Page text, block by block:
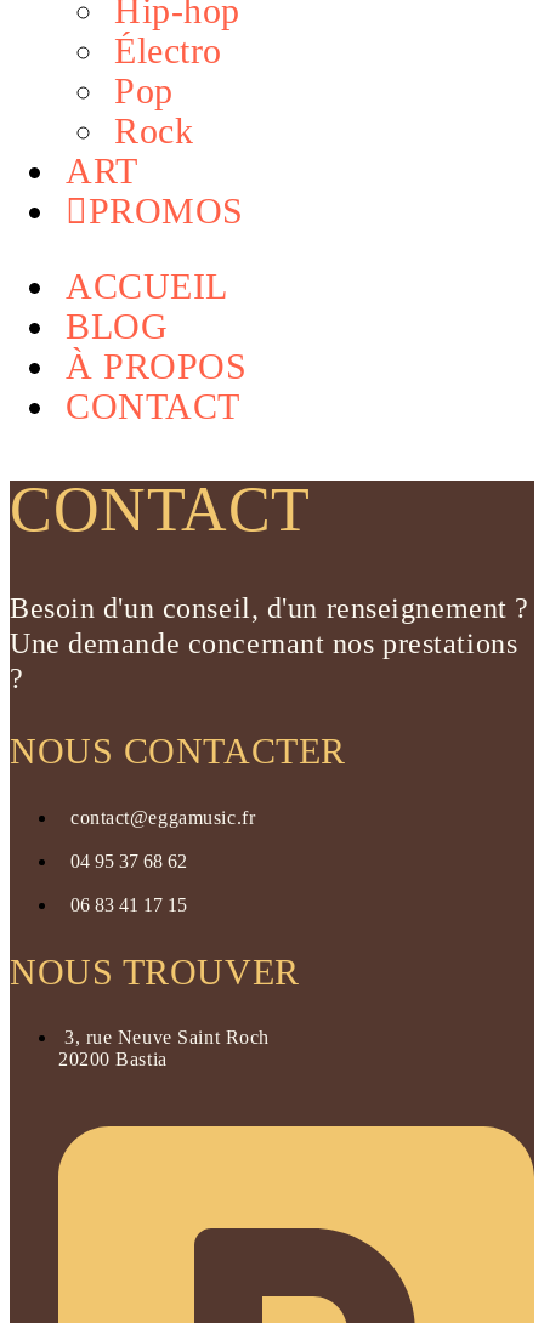
Hip-hop
Électro
Pop
Rock
ART
PROMOS
ACCUEIL
BLOG
À PROPOS
CONTACT
CONTACT
Besoin d'un conseil, d'un renseignement ?
Une demande concernant nos prestations
?
NOUS CONTACTER
contact@eggamusic.fr
04 95 37 68 62
06 83 41 17 15
NOUS TROUVER
3, rue Neuve Saint Roch
20200 Bastia